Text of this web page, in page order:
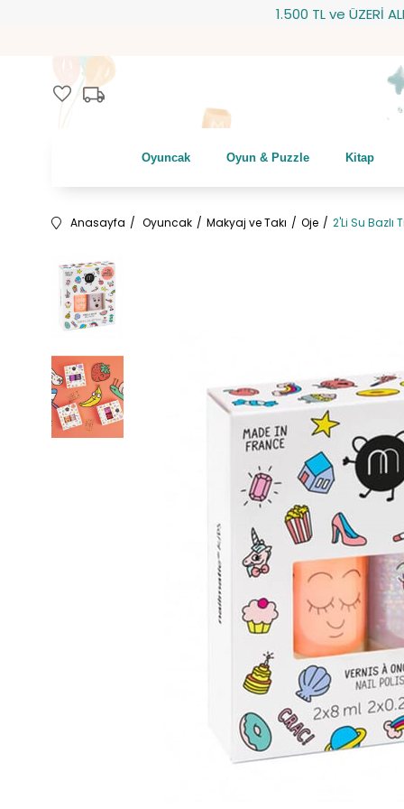
1.500 TL ve ÜZERİ
favorite local_shipping
Oyuncak Oyun & Puzzle Kitap
Anasayfa Oyuncak Makyaj ve Takı Oje 2'Li Su Bazlı